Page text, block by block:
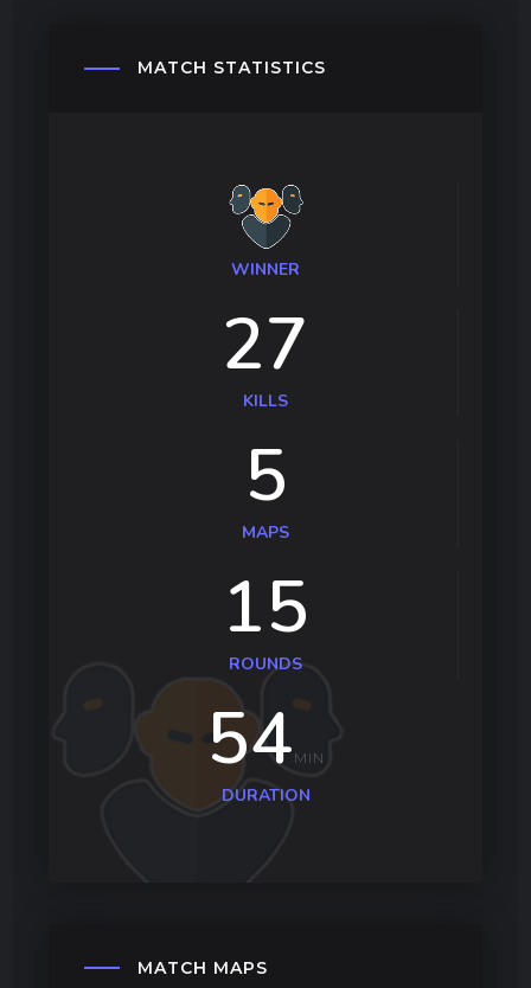
MATCH STATISTICS
WINNER
27
KILLS
5
MAPS
15
ROUNDS
54 MIN
DURATION
MATCH MAPS